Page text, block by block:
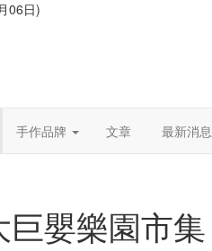
06日)
手作品牌 文章 最新消息
嬰樂園市集